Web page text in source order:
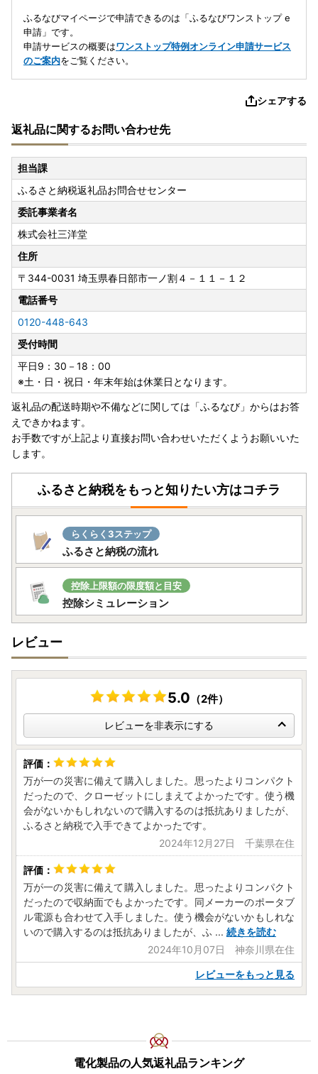
ふるなびマイページで申請できるのは「ふるなびワンストップ e
申請」です。
申請サービスの概要はワンストップ特例オンライン申請サービス
のご案内をご覧ください。
シェアする
返礼品に関するお問い合わせ先
担当課
ふるさと納税返礼品お問合せセンター
委託事業者名
株式会社三洋堂
住所
〒344-0031 埼玉県春日部市一ノ割４－１１－１２
電話番号
0120-448-643
受付時間
平日9：30－18：00
※土・日・祝日・年末年始は休業日となります。
返礼品の配送時期や不備などに関しては「ふるなび」からはお答
えできかねます。
お手数ですが上記より直接お問い合わせいただくようお願いいた
します。
ふるさと納税をもっと知りたい方はコチラ
らくらく3ステップ
ふるさと納税の流れ
控除上限額の限度額と目安
控除シミュレーション
レビュー
5.0 （2件）
レビューを非表示にする
万が一の災害に備えて購入しました。思ったよりコンパクト
だったので、クローゼットにしまえてよかったです。使う機
会がないかもしれないので購入するのは抵抗ありましたが、
ふるさと納税で入手できてよかったです。
2024年12月27日 千葉県在住
万が一の災害に備えて購入しました。思ったよりコンパクト
だったので収納面でもよかったです。同メーカーのポータブ
ル電源も合わせて入手しました。使う機会がないかもしれな
いので購入するのは抵抗ありましたが、ふ ... 続きを読む
2024年10月07日 神奈川県在住
レビューをもっと見る
電化製品の人気返礼品ランキング